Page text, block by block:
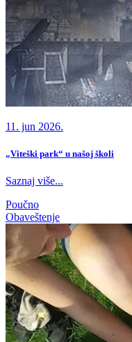
11. jun 2026.
„Viteški park“ u našoj školi
Saznaj više...
Poučno
Obaveštenje